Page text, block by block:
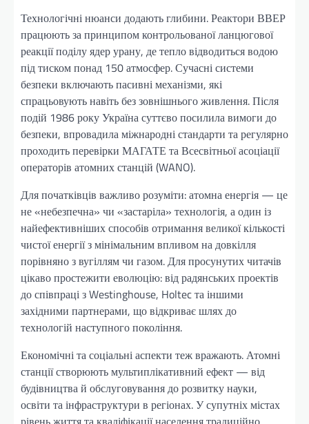
Технологічні нюанси додають глибини. Реактори ВВЕР
працюють за принципом контрольованої ланцюгової
реакції поділу ядер урану, де тепло відводиться водою
під тиском понад 150 атмосфер. Сучасні системи
безпеки включають пасивні механізми, які
спрацьовують навіть без зовнішнього живлення. Після
подій 1986 року Україна суттєво посилила вимоги до
безпеки, впровадила міжнародні стандарти та регулярно
проходить перевірки МАГАТЕ та Всесвітньої асоціації
операторів атомних станцій (WANO).
Для початківців важливо розуміти: атомна енергія — це
не «небезпечна» чи «застаріла» технологія, а один із
найефективніших способів отримання великої кількості
чистої енергії з мінімальним впливом на довкілля
порівняно з вугіллям чи газом. Для просунутих читачів
цікаво простежити еволюцію: від радянських проектів
до співпраці з Westinghouse, Holtec та іншими
західними партнерами, що відкриває шлях до
технологій наступного покоління.
Економічні та соціальні аспекти теж вражають. Атомні
станції створюють мультиплікативний ефект — від
будівництва й обслуговування до розвитку науки,
освіти та інфраструктури в регіонах. У супутніх містах